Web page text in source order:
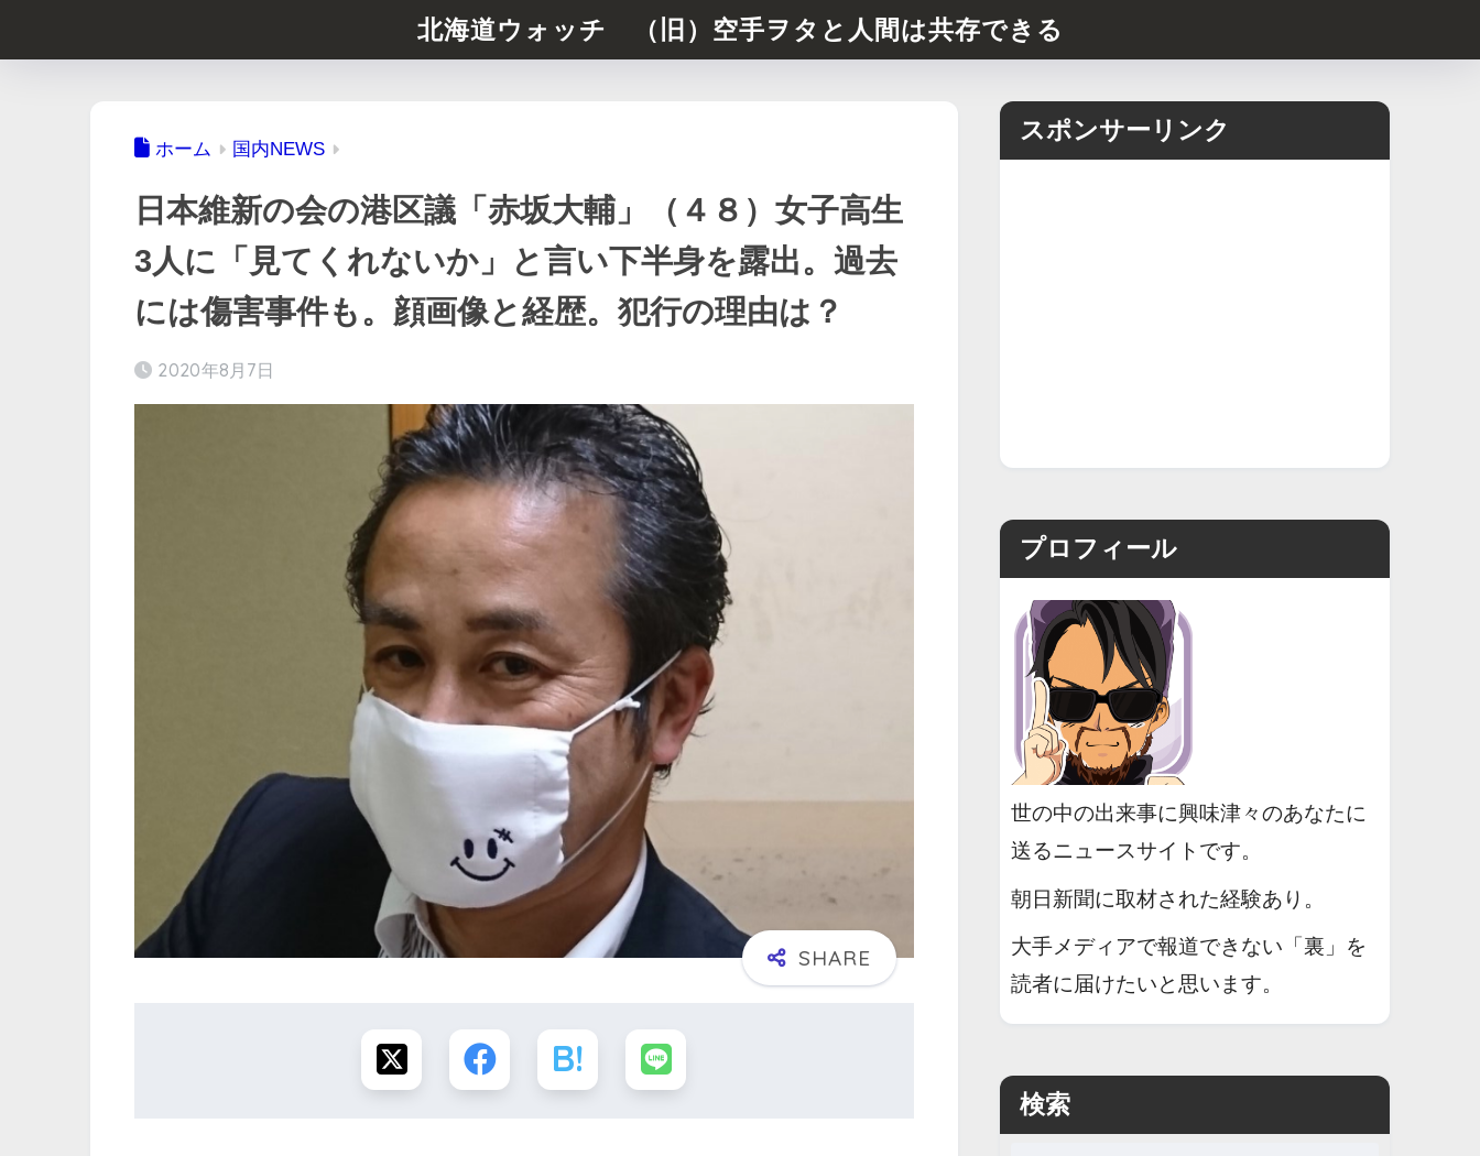
北海道ウォッチ （旧）空手ヲタと人間は共存できる
ホーム 国内NEWS
日本維新の会の港区議「赤坂大輔」（４８）女子高生
3人に「見てくれないか」と言い下半身を露出。過去
には傷害事件も。顔画像と経歴。犯行の理由は？
2020年8月7日
スポンサーリンク
プロフィール
世の中の出来事に興味津々のあなたに
送るニュースサイトです。
朝日新聞に取材された経験あり。
大手メディアで報道できない「裏」を
読者に届けたいと思います。
検索